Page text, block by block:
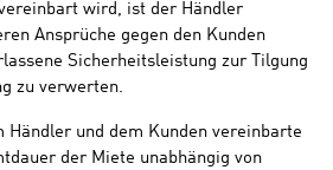
wird, ist der Händler
Ansprüche gegen den Kunden
Sicherheitsleistung zur Tilgung
zu verwerten.
Händler und dem Kunden vereinbarte
der Miete unabhängig von